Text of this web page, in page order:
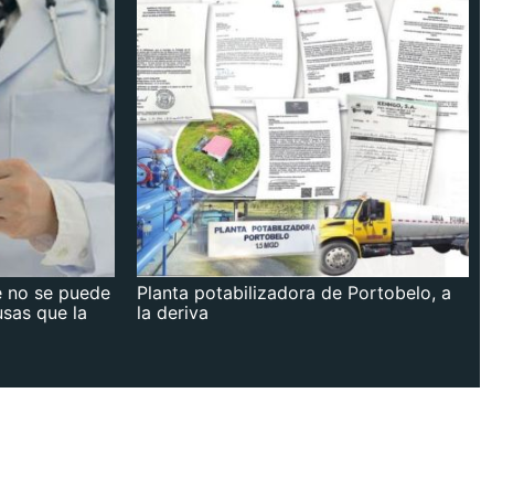
no se puede
que la
Planta potabilizadora de Portobelo, a
la deriva